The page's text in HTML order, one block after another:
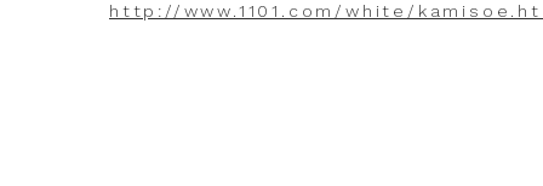
http://www.1101.com/white/